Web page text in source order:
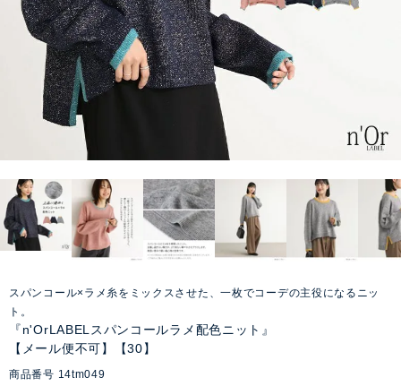
スパンコール×ラメ糸をミックスさせた、一枚でコーデの主役になるニッ
ト。
『n'OrLABELスパンコールラメ配色ニット』
【メール便不可】【30】
商品番号 14tm049